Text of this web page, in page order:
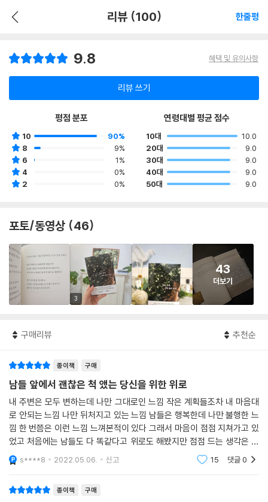
리뷰 (100) 한줄평
9.8 혜택 및 유의사항
리뷰 쓰기
평점 분포
10
90%
8
9%
6
1%
4
0%
2
0%
연령대별 평균 점수
10대
10.0
20대
9.0
30대
9.0
40대
9.0
50대
9.0
포토/동영상 (46)
3
43
더보기
구매리뷰 추천순
종이책 구매
남들 앞에서 괜찮은 척 앴는 당신을 위한 위로
내 주변은 모두 변하는데 나만 그대로인 느낌 작은 계획들조차 내 마음대
로 안되는 느낌 나만 뒤처지고 있는 느낌 남들은 행복한데 나만 불행한 느
낌 한 번쯤은 이런 느낌 느껴본적이 있다 그래서 마음이 점점 지쳐가고 있
었고 처음에는 남들도 다 똑같다고 위로도 해봤지만 점점 드는 생각은 나
만 안된다는 느낌이 들었다는 것이다 그러다 이 책을 알게되었고 읽게 되
었다 처음엔 세상과
s****8 2022.05.06. 신고 15 댓글0
종이책 구매